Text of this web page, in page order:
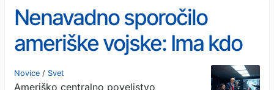
Nenavadno sporočilo
ameriške vojske: Ima kdo
ideje za Iran?
Novice / Svet
Ameriško centralno poveljstvo